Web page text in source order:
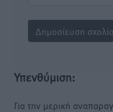
Υπενθύμιση:
Για την μερική